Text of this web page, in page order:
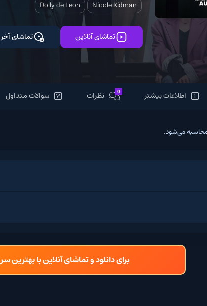
Nicole Kidman
Dolly de Leon
تماشای آنلاین تماشای آخرین قسمت
نظرات سوالات متداول
برای دانلود و تماشای آنلاین با بهترین سرعت، لطفاً